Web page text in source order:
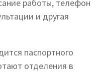
работы, телефон
и другая
паспортного
отделения в